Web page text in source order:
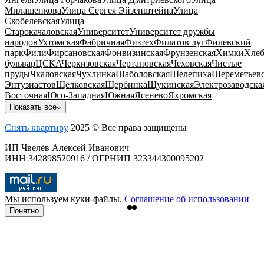
МилашенковаУлица Сергея ЭйзенштейнаУлица
СкобелевскаяУлица
СтарокачаловскаяУниверситетУниверситет дружбы
народовУхтомскаяФабричнаяФизтехФилатов лугФилевский
паркФилиФирсановскаяФонвизинскаяФрунзенскаяХимки
бульварЦСКАЧеркизовскаяЧертановскаяЧеховскаяЧистые
прудыЧкаловскаяЧухлинкаШаболовскаяШелепиха
ЭнтузиастовЩелковскаяЩербинкаЩукинская
ВосточнаяЮго-ЗападнаяЮжнаяЯсеневоЯхромская
Показать все
Снять квартиру 2025 © Все права защищены
ИП Чвелёв Алексей Иванович
ИНН 342898520916 / ОГРНИП 323344300095202
Мы используем куки-файлы. Соглашение об использовании
Понятно